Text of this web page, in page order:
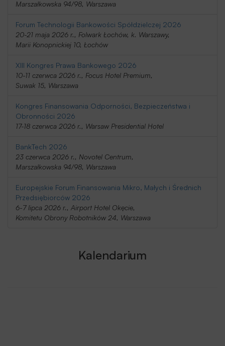
Marszałkowska 94/98, Warszawa
Forum Technologii Bankowości Spółdzielczej 2026
20-21 maja 2026 r., Folwark Łochów, k. Warszawy,
Marii Konopnickiej 10, Łochów
XIII Kongres Prawa Bankowego 2026
10-11 czerwca 2026 r., Focus Hotel Premium,
Suwak 15, Warszawa
Kongres Finansowania Odporności, Bezpieczeństwa i
Obronności 2026
17-18 czerwca 2026 r., Warsaw Presidential Hotel
BankTech 2026
23 czerwca 2026 r., Novotel Centrum,
Marszałkowska 94/98, Warszawa
Europejskie Forum Finansowania Mikro, Małych i Średnich
Przedsiębiorców 2026
6-7 lipca 2026 r., Airport Hotel Okęcie,
Komitetu Obrony Robotników 24, Warszawa
Kalendarium